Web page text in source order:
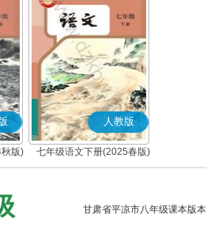
版)
人教版
七年级语文下册(2025春版)
(部编版)
甘肃省平凉市八年级课本版本